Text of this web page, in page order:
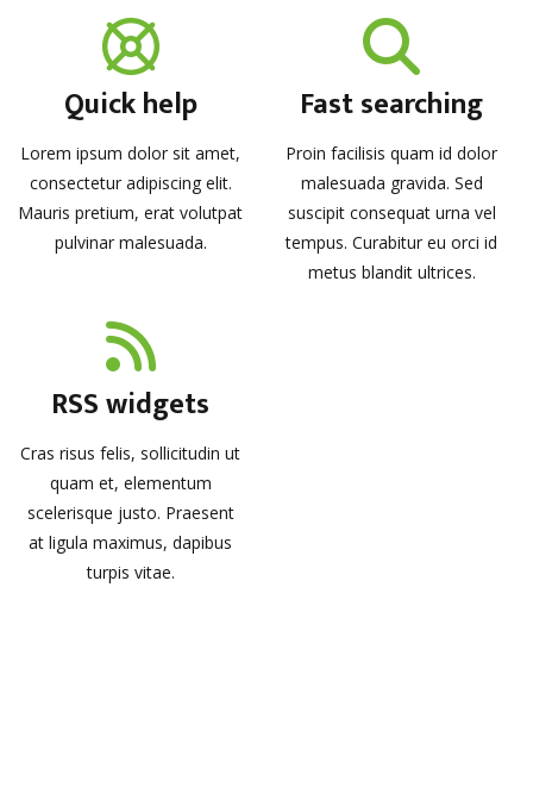
Quick help
Lorem ipsum dolor sit amet,
consectetur adipiscing elit.
Mauris pretium, erat volutpat
pulvinar malesuada.
Fast searching
Proin facilisis quam id dolor
malesuada gravida. Sed
suscipit consequat urna vel
tempus. Curabitur eu orci id
metus blandit ultrices.
RSS widgets
Cras risus felis, sollicitudin ut
quam et, elementum
scelerisque justo. Praesent
at ligula maximus, dapibus
turpis vitae.